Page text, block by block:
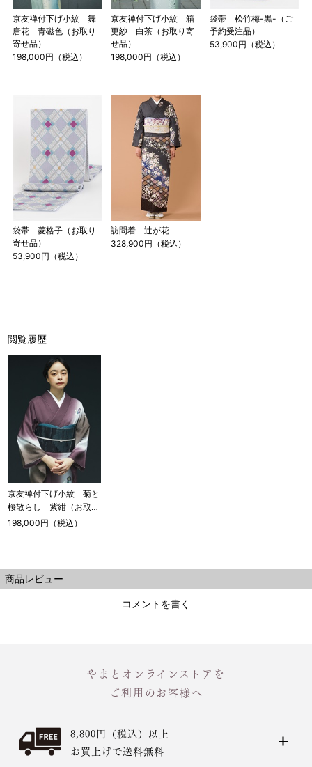
店舗一覧はこちら
京友禅付下げ小紋 舞
唐花 青磁色（お取り
寄せ品）
198,000円（税込）
京友禅付下げ小紋 箱
更紗 白茶（お取り寄
せ品）
198,000円（税込）
袋帯 松竹梅-黒-（ご
予約受注品）
53,900円（税込）
袋帯 菱格子（お取り
寄せ品）
53,900円（税込）
訪問着 辻が花
328,900円（税込）
閲覧履歴
京友禅付下げ小紋 菊と
桜散らし 紫紺（お取り
寄せ品）
198,000円（税込）
商品レビュー
コメントを書く
やまとオンラインストアを
ご利用のお客様へ
8,800円（税込）以上
お買上げで送料無料